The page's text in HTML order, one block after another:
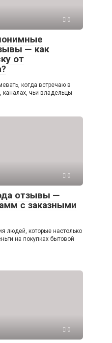
0
— как
от
когда встречаю в
каналах, чьи владельцы
0
отзывы —
с заказными
людей, которые настолько
на покупках бытовой
0